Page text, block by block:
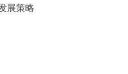
展策略